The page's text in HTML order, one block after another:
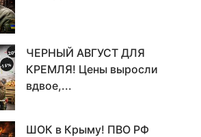
ЧЕРНЫЙ АВГУСТ ДЛЯ
КРЕМЛЯ! Цены выросли
вдвое,...
ШОК в Крыму! ПВО РФ